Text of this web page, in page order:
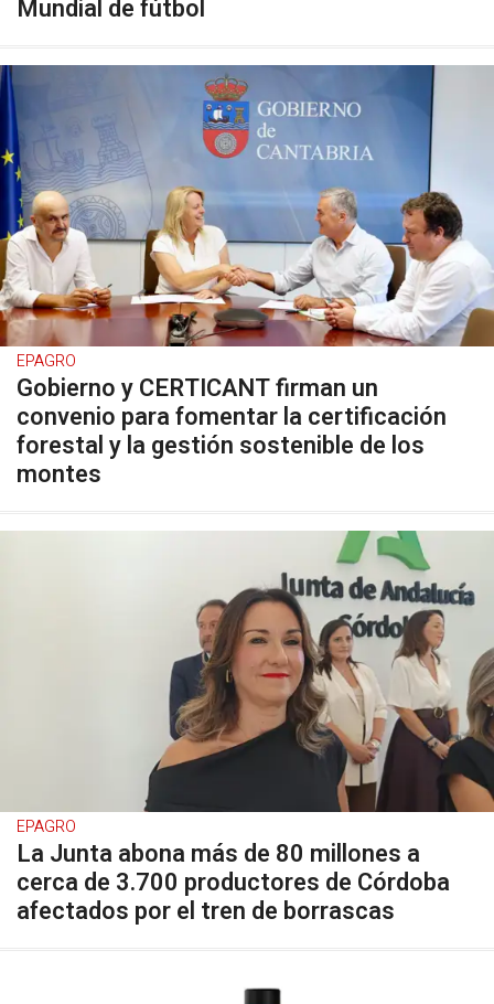
Mundial de fútbol
EPAGRO
Gobierno y CERTICANT firman un
convenio para fomentar la certificación
forestal y la gestión sostenible de los
montes
EPAGRO
La Junta abona más de 80 millones a
cerca de 3.700 productores de Córdoba
afectados por el tren de borrascas